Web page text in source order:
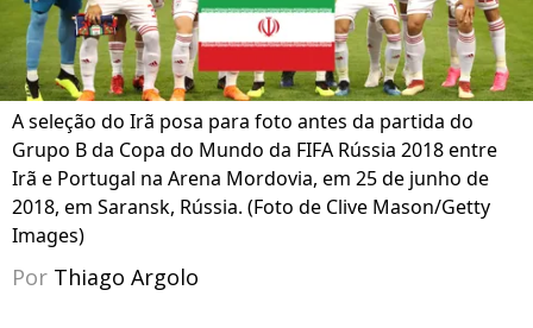
A seleção do Irã posa para foto antes da partida do
Grupo B da Copa do Mundo da FIFA Rússia 2018 entre
Irã e Portugal na Arena Mordovia, em 25 de junho de
2018, em Saransk, Rússia. (Foto de Clive Mason/Getty
Images)
Por Thiago Argolo